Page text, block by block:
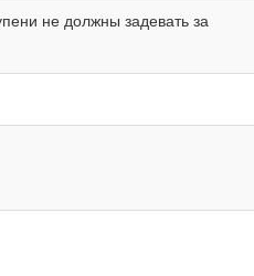
не должны задевать за